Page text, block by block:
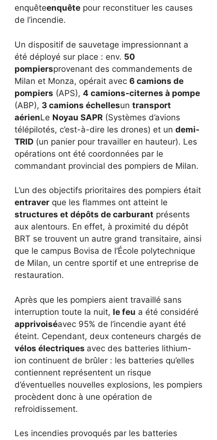
enquêteenquête pour reconstituer les causes
de l’incendie.
Un dispositif de sauvetage impressionnant a
été déployé sur place : env. 50
pompiersprovenant des commandements de
Milan et Monza, opérait avec 6 camions de
pompiers (APS), 4 camions-citernes à pompe
(ABP), 3 camions échellesun transport
aérienLe Noyau SAPR (Systèmes d’avions
télépilotés, c’est-à-dire les drones) et un demi-
TRID (un panier pour travailler en hauteur). Les
opérations ont été coordonnées par le
commandant provincial des pompiers de Milan.
L’un des objectifs prioritaires des pompiers était
entraver que les flammes ont atteint le
structures et dépôts de carburant présents
aux alentours. En effet, à proximité du dépôt
BRT se trouvent un autre grand transitaire, ainsi
que le campus Bovisa de l’École polytechnique
de Milan, un centre sportif et une entreprise de
restauration.
Après que les pompiers aient travaillé sans
interruption toute la nuit, le feu a été considéré
apprivoiséavec 95% de l’incendie ayant été
éteint. Cependant, deux conteneurs chargés de
vélos électriques avec des batteries lithium-
ion continuent de brûler : les batteries qu’elles
contiennent représentent un risque
d’éventuelles nouvelles explosions, les pompiers
procèdent donc à une opération de
refroidissement.
Les incendies provoqués par les batteries